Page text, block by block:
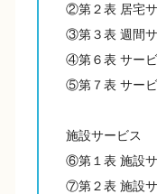
②第２表 居宅
③第３表 週間
④第６表 サー
⑤第７表 サー
施設サービス
⑥第１表 施設
⑦第２表 施設